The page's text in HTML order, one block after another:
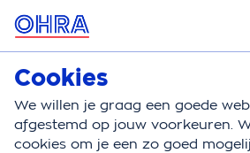
MENU
Zorgverzekering
Zorgverzekering Medicijnen
Cookies
We willen je graag een goede
afgestemd op jouw voorkeuren.
cookies om je een zo goed